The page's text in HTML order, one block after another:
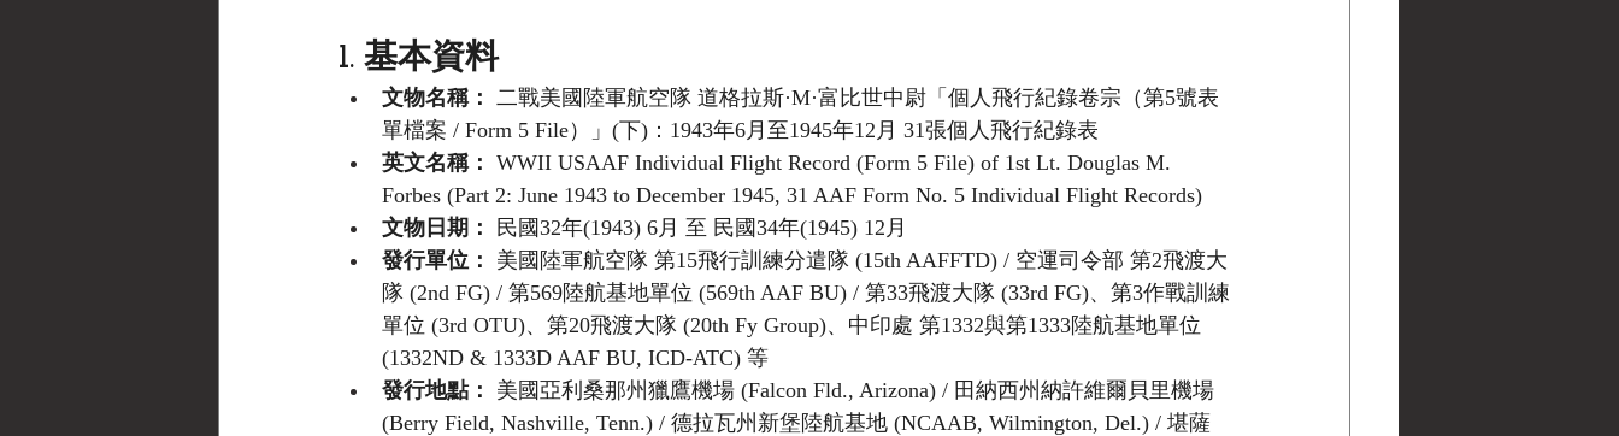
1. 基本資料
文物名稱：
二戰美國陸軍航空隊 道格拉斯·M·富比世中尉「個人飛行紀錄卷宗（第5號表
單檔案 / Form 5 File）」(下)：1943年6月至1945年12月 31張個人飛行紀錄表
英文名稱： WWII USAAF Individual Flight Record (Form 5 File) of 1st Lt. Douglas M.
Forbes (Part 2: June 1943 to December 1945, 31 AAF Form No. 5 Individual Flight Records)
文物日期：
民國32年(1943) 6月 至 民國34年(1945) 12月
發行單位：
美國陸軍航空隊 第15飛行訓練分遣隊 (15th AAFFTD) / 空運司令部 第2飛渡大
隊 (2nd FG) / 第569陸航基地單位 (569th AAF BU) / 第33飛渡大隊 (33rd FG)、第3作戰訓練
單位 (3rd OTU)、第20飛渡大隊 (20th Fy Group)、中印處 第1332與第1333陸航基地單位
(1332ND & 1333D AAF BU, ICD-ATC) 等
發行地點：
美國亞利桑那州獵鷹機場 (Falcon Fld., Arizona) / 田納西州納許維爾貝里機場
(Berry Field, Nashville, Tenn.) / 德拉瓦州新堡陸航基地 (NCAAB, Wilmington, Del.) / 堪薩